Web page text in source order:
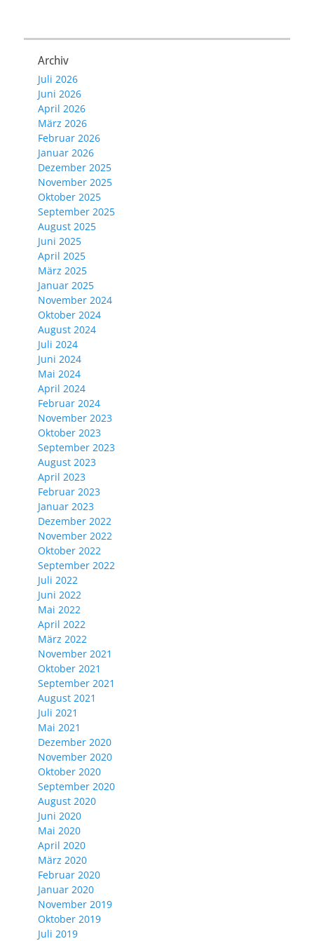
Archiv
Juli 2026
Juni 2026
April 2026
März 2026
Februar 2026
Januar 2026
Dezember 2025
November 2025
Oktober 2025
September 2025
August 2025
Juni 2025
April 2025
März 2025
Januar 2025
November 2024
Oktober 2024
August 2024
Juli 2024
Juni 2024
Mai 2024
April 2024
Februar 2024
November 2023
Oktober 2023
September 2023
August 2023
April 2023
Februar 2023
Januar 2023
Dezember 2022
November 2022
Oktober 2022
September 2022
Juli 2022
Juni 2022
Mai 2022
April 2022
März 2022
November 2021
Oktober 2021
September 2021
August 2021
Juli 2021
Mai 2021
Dezember 2020
November 2020
Oktober 2020
September 2020
August 2020
Juni 2020
Mai 2020
April 2020
März 2020
Februar 2020
Januar 2020
November 2019
Oktober 2019
Juli 2019